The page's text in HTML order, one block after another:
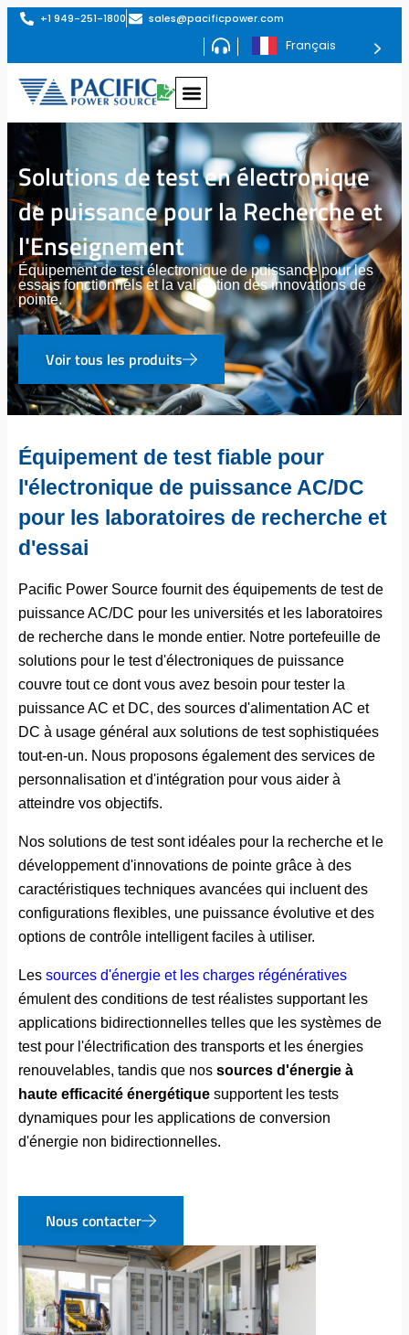
+1 949-251-1800 sales@pacificpower.com
Français
Solutions de test en électronique
de puissance pour la Recherche et
l'Enseignement
Équipement de test électronique de puissance pour les
essais fonctionnels et la validation des innovations de
pointe.
Voir tous les produits
Équipement de test fiable pour
l'électronique de puissance AC/DC
pour les laboratoires de recherche et
d'essai
Pacific Power Source fournit des équipements de test de
puissance AC/DC pour les universités et les laboratoires
de recherche dans le monde entier. Notre portefeuille de
solutions pour le test d'électroniques de puissance
couvre tout ce dont vous avez besoin pour tester la
puissance AC et DC, des sources d'alimentation AC et
DC à usage général aux solutions de test sophistiquées
tout-en-un. Nous proposons également des services de
personnalisation et d'intégration pour vous aider à
atteindre vos objectifs.
Nos solutions de test sont idéales pour la recherche et le
développement d'innovations de pointe grâce à des
caractéristiques techniques avancées qui incluent des
configurations flexibles, une puissance évolutive et des
options de contrôle intelligent faciles à utiliser.
Les sources d'énergie et les charges régénératives
émulent des conditions de test réalistes supportant les
applications bidirectionnelles telles que les systèmes de
test pour l'électrification des transports et les énergies
renouvelables, tandis que nos sources d'énergie à
haute efficacité énergétique supportent les tests
dynamiques pour les applications de conversion
d'énergie non bidirectionnelles.
Nous contacter